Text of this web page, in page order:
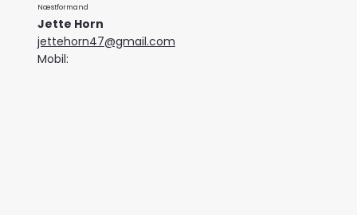
Næstformand
Jette Horn
jettehorn47@gmail.com
Mobil: